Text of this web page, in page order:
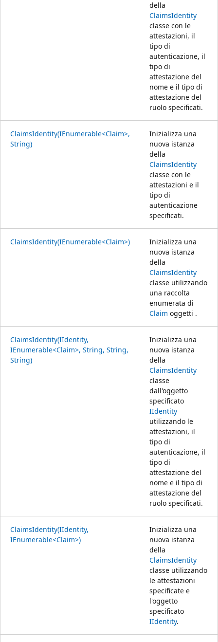
della
ClaimsIdentity
classe con le
attestazioni, il
tipo di
autenticazione, il
tipo di
attestazione del
nome e il tipo di
attestazione del
ruolo specificati.
ClaimsIdentity(IEnumerable<Claim>,
String)
Inizializza una
nuova istanza
della
ClaimsIdentity
classe con le
attestazioni e il
tipo di
autenticazione
specificati.
ClaimsIdentity(IEnumerable<Claim>)
Inizializza una
nuova istanza
della
ClaimsIdentity
classe utilizzando
una raccolta
enumerata di
Claim oggetti .
ClaimsIdentity(IIdentity,
IEnumerable<Claim>, String, String,
String)
Inizializza una
nuova istanza
della
ClaimsIdentity
classe
dall'oggetto
specificato
IIdentity
utilizzando le
attestazioni, il
tipo di
autenticazione, il
tipo di
attestazione del
nome e il tipo di
attestazione del
ruolo specificati.
ClaimsIdentity(IIdentity,
IEnumerable<Claim>)
Inizializza una
nuova istanza
della
ClaimsIdentity
classe utilizzando
le attestazioni
specificate e
l'oggetto
specificato
IIdentity.